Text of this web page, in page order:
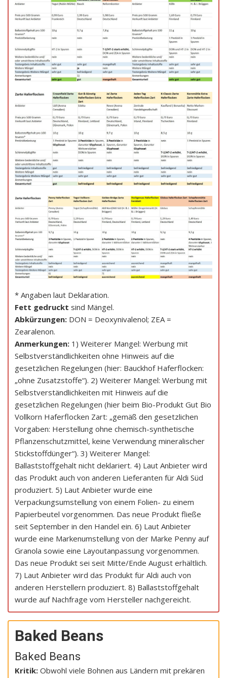
* Angaben laut Deklaration.
Fett gedruckt sind Mängel.
Abkürzungen: DON = Deoxynivalenol; ZEA =
Zearalenon.
Anmerkungen: 1) Weiterer Mangel: Werbung mit
Selbstverständlichkeiten ohne Hinweis auf die
gesetzlichen Regelungen (hier: Bauckhof Haferflocken:
„ohne Zusatzstoffe“). 2) Weiterer Mangel: Werbung mit
Selbstverständlichkeiten mit Hinweis auf die
gesetzlichen Regelungen (hier beim Bio-Produkt Gut Bio
Vollkorn Haferflocken Zart: „gemäß den gesetzlichen
Vorgaben: Herstellung ohne chemisch-synthetische
Pflanzenschutzmittel, keine Verwendung mineralischer
Stickstoffdünger“). 3) Weiterer Mangel:
Ballaststoffgehalt nicht deklariert. 4) Laut Anbieter wird
das Produkt auch von anderen Lieferanten für Aldi Süd
produziert. 5) Laut Anbieter wurde eine
Verpackungsumstellung von einem Folien- zu einem
Papierbeutel vorgenommen. Das neue Produkt fließe
seit September in den Handel ein. 6) Laut Anbieter
wurde eine Markenumstellung von der Marke Penny auf
Granola sowie eine Layoutanpassung vorgenommen.
Das neue Produkt sei seit Mitte/Ende August erhältlich.
7) Laut Anbieter wird das Produkt für Aldi auch von
anderen Herstellern produziert. 8) Ballaststoffgehalt
wurde auf Nachfrage vom Hersteller nachgereicht.
Baked Beans
Baked Beans
Kritik: Obwohl viele Bohnen aus Ländern mit prekären